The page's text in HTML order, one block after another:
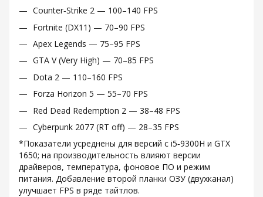
Counter‑Strike 2 — 100–140 FPS
Fortnite (DX11) — 70–90 FPS
Apex Legends — 75–95 FPS
GTA V (Very High) — 70–85 FPS
Dota 2 — 110–160 FPS
Forza Horizon 5 — 55–70 FPS
Red Dead Redemption 2 — 38–48 FPS
Cyberpunk 2077 (RT off) — 28–35 FPS
*Показатели усреднены для версий с i5‑9300H и GTX
1650; на производительность влияют версии
драйверов, температура, фоновое ПО и режим
питания. Добавление второй планки ОЗУ (двухканал)
улучшает FPS в ряде тайтлов.